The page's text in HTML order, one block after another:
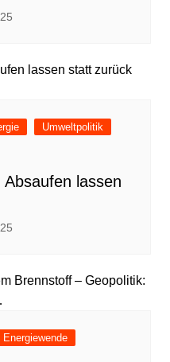
Umweltpolitik
lassen
Energiewende